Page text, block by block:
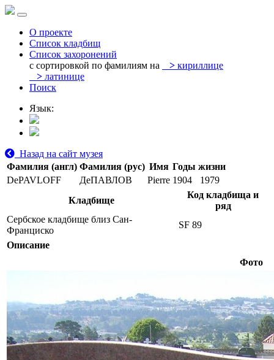
О проекте
Список кладбищ
Список захоронений
с сортировкой по фамилиям на
> кириллице
> латинице
Поиск
Язык:
Назад на сайт музея
Фамилия (англ) Фамилия (рус) Имя Годы жизни
DePAVLOFF
ДеПАВЛОВ Pierre 1904
1979
Кладбище
Код кладбища и
ряд
Сербское кладбище близ Сан-
Франциско
SF 89
Описание
Фото